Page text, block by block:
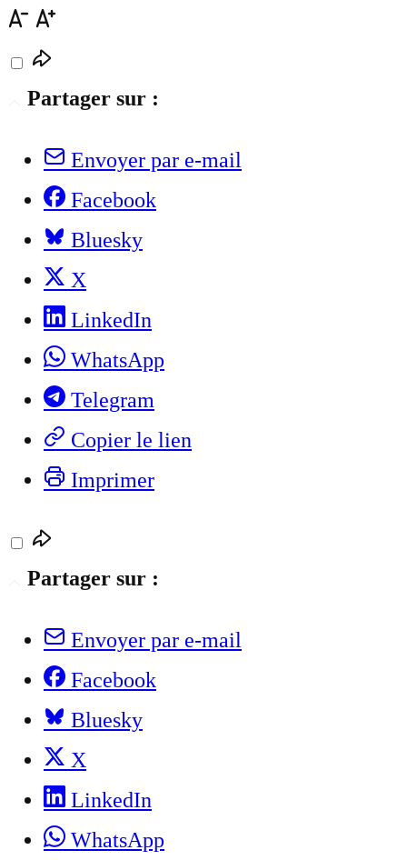
Partager sur :
Envoyer par e-mail
Facebook
Bluesky
X
LinkedIn
WhatsApp
Telegram
Copier le lien
Imprimer
Partager sur :
Envoyer par e-mail
Facebook
Bluesky
X
LinkedIn
WhatsApp